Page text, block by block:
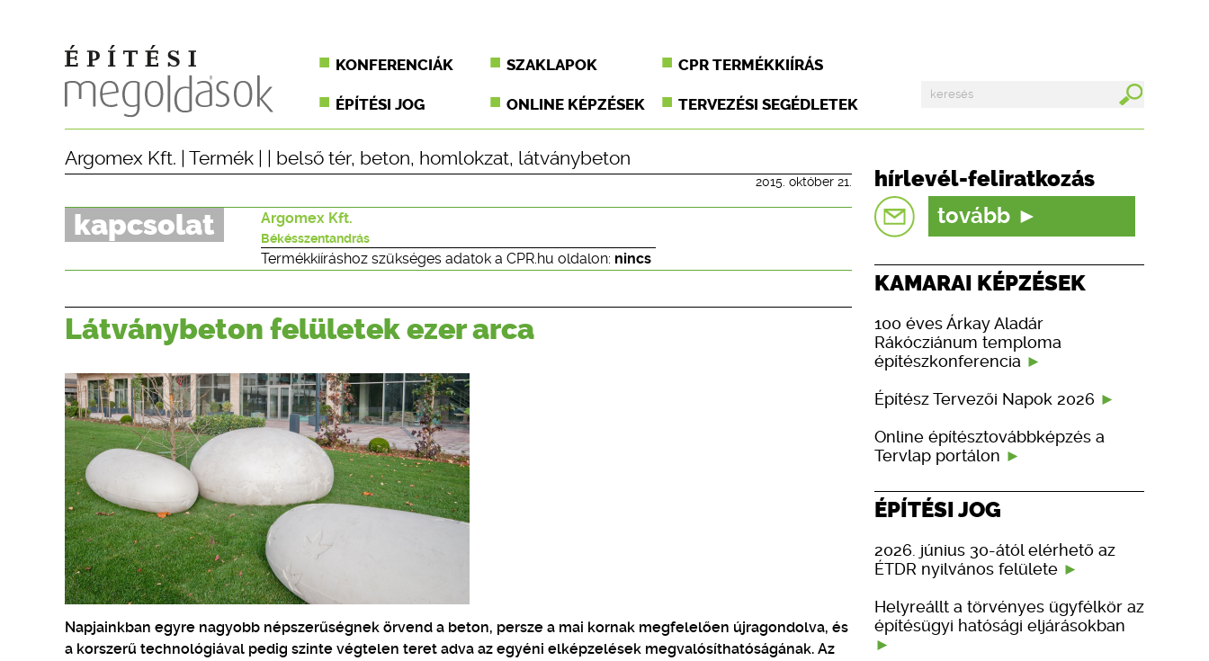
KONFERENCIÁK SZAKLAPOK CPR TERMÉKKIÍRÁS
ÉPÍTÉSI JOG ONLINE KÉPZÉSEK TERVEZÉSI SEGÉDLETEK
Argomex Kft. Termék belső tér, beton, homlokzat, látványbeton
2015. október 21.
kapcsolat Argomex Kft.
Békésszentandrás
Termékkiíráshoz szükséges adatok a CPR.hu oldalon: nincs
Látványbeton felületek ezer arca
Napjainkban egyre nagyobb népszerűségnek örvend a beton, persze a mai kornak megfelelően újragondolva, és
a korszerű technológiával pedig szinte végtelen teret adva az egyéni elképzelések megvalósíthatóságának. Az
hírlevél-feliratkozás
tovább
KAMARAI KÉPZÉSEK
100 éves Árkay Aladár
Rákócziánum temploma
építészkonferencia
Építész Tervezői Napok 2026
Online építésztovábbképzés a
Tervlap portálon
ÉPÍTÉSI JOG
2026. június 30-ától elérhető az
ÉTDR nyilvános felülete
Helyreállt a törvényes ügyfélkör az
építésügyi hatósági eljárásokban